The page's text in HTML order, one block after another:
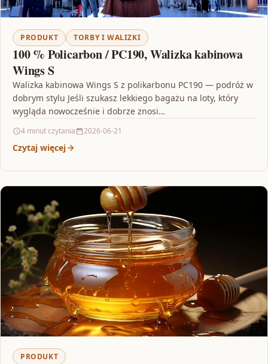
PRODUKT TORBY I WALIZKI
100 % Policarbon / PC190, Walizka kabinowa
Wings S
Walizka kabinowa Wings S z polikarbonu PC190 — podróż w
dobrym stylu Jeśli szukasz lekkiego bagażu na loty, który
wygląda nowocześnie i dobrze znosi…
4 minut czytania 2026-06-21
Czytaj więcej
PRODUKT